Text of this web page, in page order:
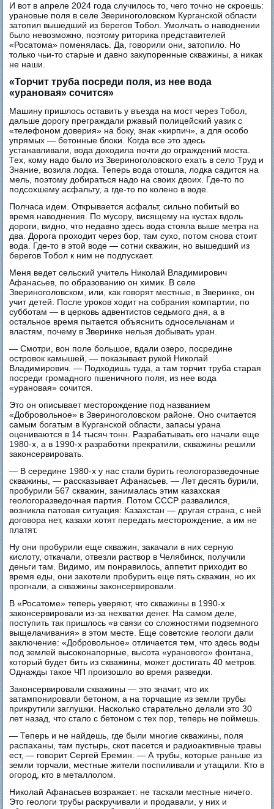
И вот в апреле 2024 года случилось то, чего точно не скроешь:
урановые поля в селе Звериноголовском Курганской области
затопил вышедший из берегов Тобол. Умолчать о наводнении
было невозможно, поэтому риторика представителей
«Росатома» поменялась. Да, говорили они, затопило. Но
только чьи-то старые и давно закупоренные скважины, а никак
не наши.
«Торчит труба посреди поля, из нее вода
«урановая» сочится»
Машину пришлось оставить у въезда на мост через Тобол,
дальше дорогу преграждали ржавый полицейский уазик с
«телефоном доверия» на боку, знак «кирпич», а для особо
упрямых — бетонные блоки. Когда все это здесь
устанавливали, вода доходила почти до ограждений моста.
Тех, кому надо было из Звериноголовского ехать в село Труд и
Знание, возила лодка. Теперь вода отошла, лодка садится на
мель, поэтому добираться надо на своих двоих. Где-то по
подсохшему асфальту, а где-то по колено в воде.
Полчаса идем. Открывается асфальт, сильно побитый во
время наводнения. По мусору, висящему на кустах вдоль
дороги, видно, что недавно здесь вода стояла выше метра на
два. Дорога проходит через бор, там сухо, потом снова стоит
вода. Где-то в этой воде — сотни скважин, но вышедший из
берегов Тобол к ним не подпускает.
Меня ведет сельский учитель Николай Владимирович
Афанасьев, по образованию он химик. В селе
Звериноголовском, или, как говорят местные, в Зверинке, он
учит детей. После уроков ходит на собрания компартии, по
субботам — в церковь адвентистов седьмого дня, а в
остальное время пытается объяснить односельчанам и
властям, почему в Зверинке нельзя добывать уран.
— Смотри, вон поле большое, вдали озеро, посредине
островок камышей, — показывает рукой Николай
Владимирович. — Подходишь туда, а там торчит труба старая
посреди громадного пшеничного поля, из нее вода
«урановая» сочится.
Это он описывает месторождение под названием
«Добровольное» в Звериноголовском районе. Оно считается
самым богатым в Курганской области, запасы урана
оцениваются в 14 тысяч тонн. Разрабатывать его начали еще
1980-х, а в 1990-х разработки прекратили, скважины решили
законсервировать.
— В середине 1980-х у нас стали бурить геологоразведочные
скважины, — рассказывает Афанасьев. — Лет десять бурили,
пробурили 567 скважин, занималась этим казахская
геологоразведочная партия. Потом СССР развалился,
возникла патовая ситуация: Казахстан — другая страна, с ней
договора нет, казахи хотят передать месторождение, а им не
платят.
Ну они пробурили еще скважин, закачали в них серную
кислоту, откачали, отвезли раствор в Челябинск, получили
деньги там. Видимо, им понравилось, аппетит приходит во
время еды, они захотели пробурить еще пять скважин, но их
прогнали, а скважины законсервировали.
В «Росатоме» теперь уверяют, что скважины в 1990-х
законсервировали из-за нехватки денег. На самом деле,
поступить так пришлось «в связи со сложностями подземного
выщелачивания» в этом месте. Еще советские геологи дали
заключение: «Добровольное» отличается тем, что здесь воды
под землей высоконапорные, высота «уранового» фонтана,
который будет бить из скважины, может достигать 40 метров.
Однажды такое ЧП произошло во время разведки.
Законсервировали скважины — это значит, что их
затампонировали бетоном, а на торчащие из земли трубы
прикрутили заглушки. Насколько старательно делали это 30
лет назад, что стало с бетоном с тех пор, теперь не поймешь.
— Теперь и не найдешь, где были многие скважины, поля
распаханы, там пустырь, скот пасется и радиоактивные травы
ест, — говорит Сергей Еремин. — А трубы, которые раньше из
земли торчали, местные жители поспиливали и утащили. Кто в
огород, кто в металлолом.
Николай Афанасьев возражает: не таскали местные ничего.
Это геологи трубы раскручивали и продавали, у них и